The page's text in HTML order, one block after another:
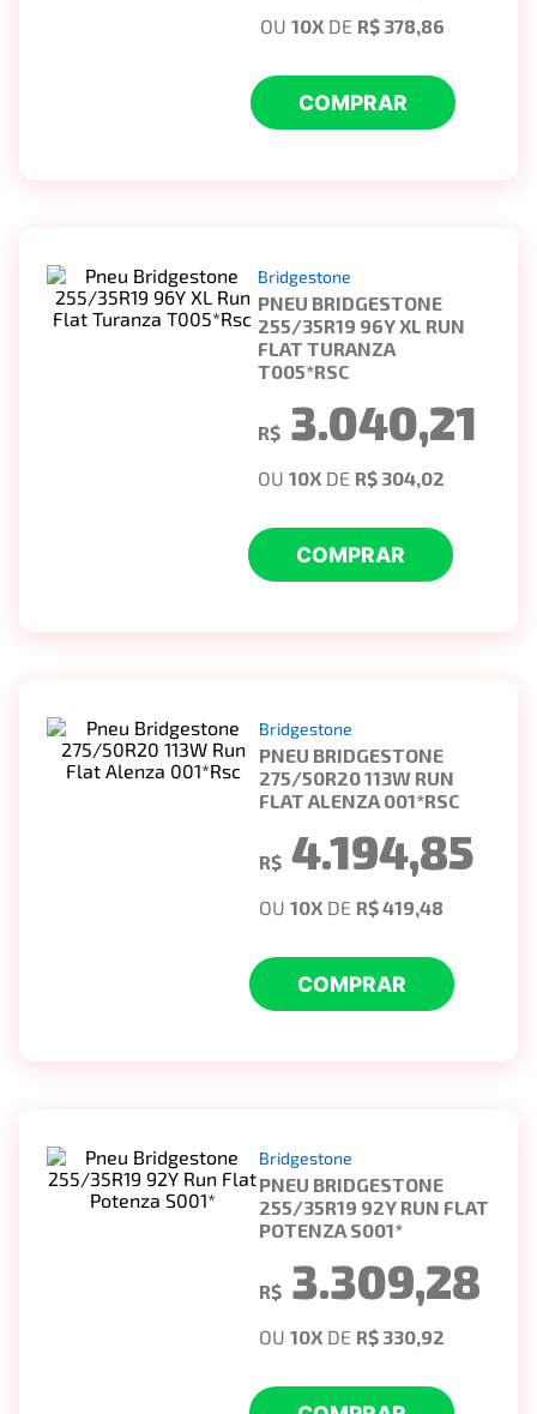
OU 10XDE R$ 378,86
COMPRAR
Bridgestone
PNEU BRIDGESTONE
255/35R19 96Y XL RUN
FLAT TURANZA
T005*RSC
R$ 3.040,21
OU10X DE R$ 304,02
COMPRAR
Bridgestone
PNEU BRIDGESTONE
275/50R20 113W RUN
FLAT ALENZA 001*RSC
R$ 4.194,85
OU10X DE R$ 419,48
COMPRAR
Bridgestone
PNEU BRIDGESTONE
255/35R19 92Y RUN FLAT
POTENZA S001*
R$ 3.309,28
OU 10XDE R$ 330,92